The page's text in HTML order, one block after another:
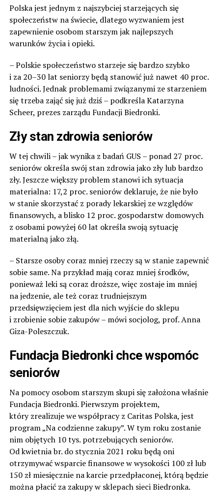
Polska jest jednym z najszybciej starzejących się
społeczeństw na świecie, dlatego wyzwaniem jest
zapewnienie osobom starszym jak najlepszych
warunków życia i opieki.
– Polskie społeczeństwo starzeje się bardzo szybko
i za 20–30 lat seniorzy będą stanowić już nawet 40 proc.
ludności. Jednak problemami związanymi ze starzeniem
się trzeba zająć się już dziś – podkreśla Katarzyna
Scheer, prezes zarządu Fundacji Biedronki.
Zły stan zdrowia seniorów
W tej chwili – jak wynika z badań GUS – ponad 27 proc.
seniorów określa swój stan zdrowia jako zły lub bardzo
zły. Jeszcze większy problem stanowi ich sytuacja
materialna: 17,2 proc. seniorów deklaruje, że nie było
w stanie skorzystać z porady lekarskiej ze względów
finansowych, a blisko 12 proc. gospodarstw domowych
z osobami powyżej 60 lat określa swoją sytuację
materialną jako złą.
– Starsze osoby coraz mniej rzeczy są w stanie zapewnić
sobie same. Na przykład mają coraz mniej środków,
ponieważ leki są coraz droższe, więc zostaje im mniej
na jedzenie, ale też coraz trudniejszym
przedsięwzięciem jest dla nich wyjście do sklepu
i zrobienie sobie zakupów – mówi socjolog, prof. Anna
Giza-Poleszczuk.
Fundacja Biedronki chce wspomóc
seniorów
Na pomocy osobom starszym skupi się założona właśnie
Fundacja Biedronki. Pierwszym projektem,
który zrealizuje we współpracy z Caritas Polska, jest
program „Na codzienne zakupy”. W tym roku zostanie
nim objętych 10 tys. potrzebujących seniorów.
Od kwietnia br. do stycznia 2021 roku będą oni
otrzymywać wsparcie finansowe w wysokości 100 zł lub
150 zł miesięcznie na karcie przedpłaconej, którą będzie
można płacić za zakupy w sklepach sieci Biedronka.